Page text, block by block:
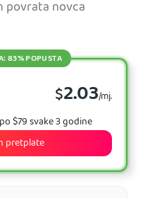
povrata novca
$2.03/mj.
83% POPUSTA
$79 svake 3 godine
pretplate